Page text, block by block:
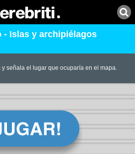
- Islas y archipiélagos
señala el lugar que ocuparía en el mapa.